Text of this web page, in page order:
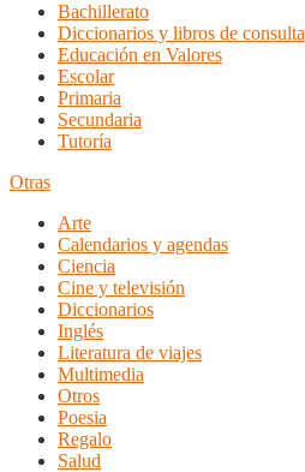
Bachillerato
Diccionarios y libros de consulta
Educación en Valores
Escolar
Primaria
Secundaria
Tutoría
Otras
Arte
Calendarios y agendas
Ciencia
Cine y televisión
Diccionarios
Inglés
Literatura de viajes
Multimedia
Otros
Poesia
Regalo
Salud